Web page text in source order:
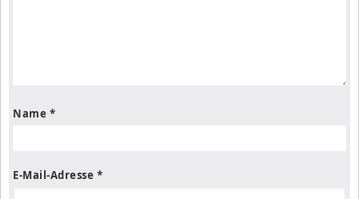
Name *
E-Mail-Adresse *